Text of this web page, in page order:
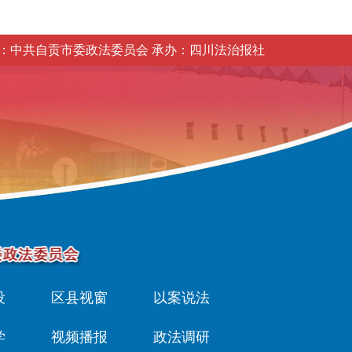
中共自贡市委政法委员会 承办：四川法治报社
区县视窗 以案说法
视频播报 政法调研